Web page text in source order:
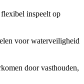
inspeelt op
voor waterveiligheid
door vasthouden,